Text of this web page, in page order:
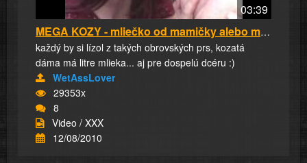
03:39
MEGA KOZY - mliečko od mamičky alebo mama str...
každý by si lízol z takých obrovských prs, kozatá
dáma má litre mlieka... aj pre dospelú dcéru :)
WetAssLover
29353x
8
Video / XXX
12/08/2010